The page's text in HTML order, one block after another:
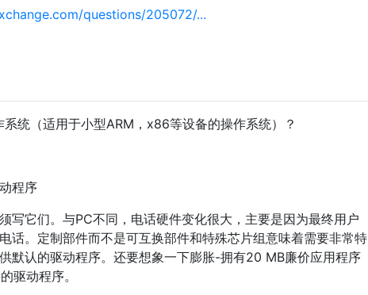
questions/205072/...
统（适用于小型ARM，x86等设备的操作系统）？
程序
写它们。与PC不同，电话硬件变化很大，主要是因为最终用户
话。定制部件而不是可互换部件和特殊芯片组意味着需要非常特
默认的驱动程序。还要想象一下膨胀-拥有20 MB廉价应用程序
驱动程序。